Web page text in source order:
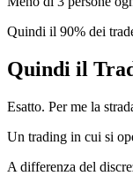
Quindi il 90% dei
Quindi il
Esatto. Per me la
Un trading in cui si
A differenza del